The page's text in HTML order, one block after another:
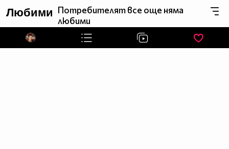
Любими Потребителят все още няма
любими